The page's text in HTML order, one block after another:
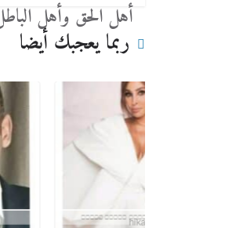
أهل الحق وأهل
ربما يعجبك أيضا